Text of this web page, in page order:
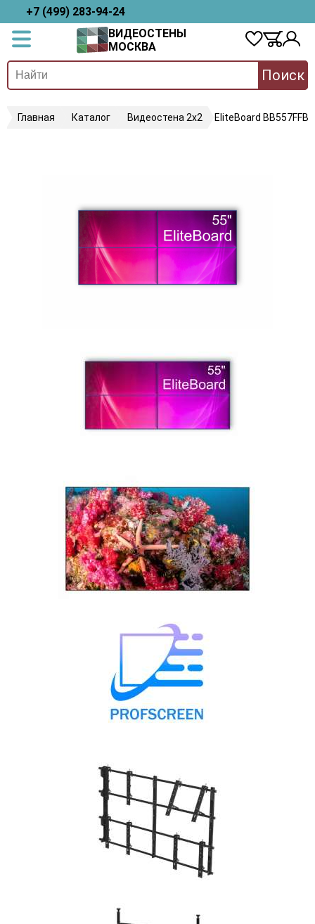
+7 (499) 283-94-24
ВИДЕОСТЕНЫ
МОСКВА
Поиск
Главная Каталог Видеостена 2x2 EliteBoard